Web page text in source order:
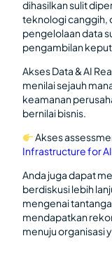
dihasilkan sulit
teknologi canggih,
pengelolaan data
pengambilan
Akses Data & AI
menilai sejauh
keamanan
bernilai bisnis.
Akses
Infrastructure for
Anda juga dapat
berdiskusi lebih
mengenai
mendapatkan
menuju organisasi